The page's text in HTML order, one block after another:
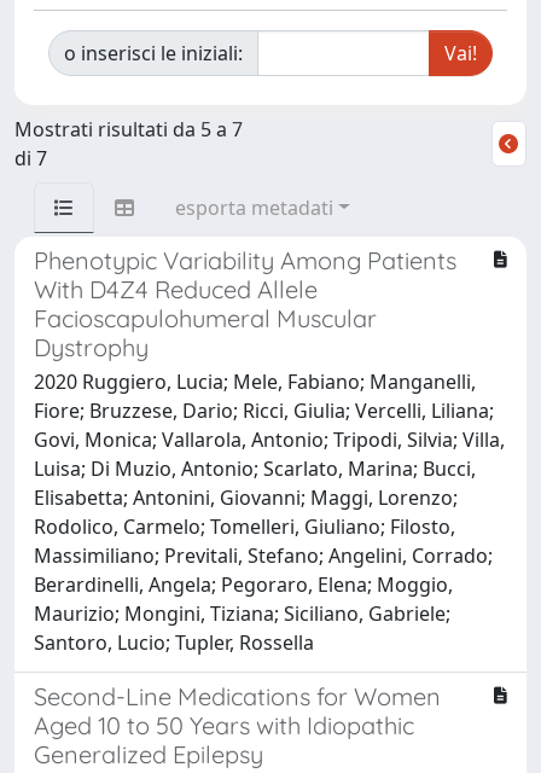
o inserisci le iniziali:
Mostrati risultati da 5 a 7
di 7
esporta metadati
Phenotypic Variability Among Patients
With D4Z4 Reduced Allele
Facioscapulohumeral Muscular
Dystrophy
2020 Ruggiero, Lucia; Mele, Fabiano; Manganelli,
Fiore; Bruzzese, Dario; Ricci, Giulia; Vercelli, Liliana;
Govi, Monica; Vallarola, Antonio; Tripodi, Silvia; Villa,
Luisa; Di Muzio, Antonio; Scarlato, Marina; Bucci,
Elisabetta; Antonini, Giovanni; Maggi, Lorenzo;
Rodolico, Carmelo; Tomelleri, Giuliano; Filosto,
Massimiliano; Previtali, Stefano; Angelini, Corrado;
Berardinelli, Angela; Pegoraro, Elena; Moggio,
Maurizio; Mongini, Tiziana; Siciliano, Gabriele;
Santoro, Lucio; Tupler, Rossella
Second-Line Medications for Women
Aged 10 to 50 Years with Idiopathic
Generalized Epilepsy